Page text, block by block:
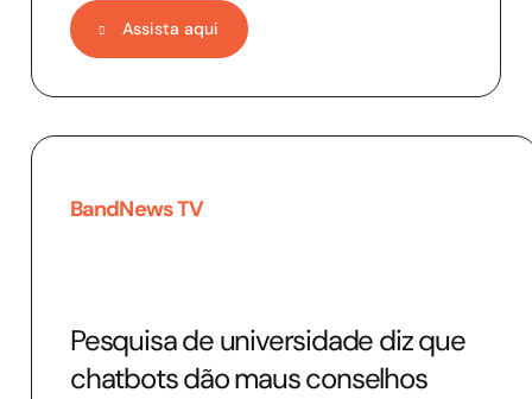
Assista aqui
BandNews TV
Pesquisa de universidade diz que
chatbots dão maus conselhos